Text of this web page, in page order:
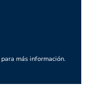
para más información.